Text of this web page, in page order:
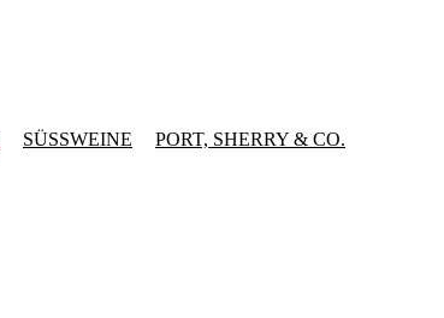
SÜSSWEINE
PORT, SHERRY & CO.